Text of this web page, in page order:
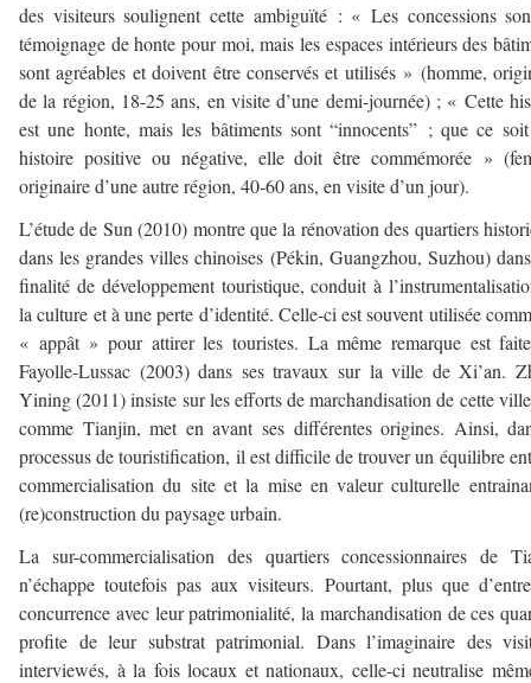
des visiteurs soulignent cette ambiguïté : « Les concessions
témoignage de honte pour moi, mais les espaces intérieurs des
sont agréables et doivent être conservés et utilisés » (homme,
de la région, 18-25 ans, en visite d’une demi-journée) ; « Cette
est une honte, mais les bâtiments sont “innocents” ; que ce
histoire positive ou négative, elle doit être commémorée »
originaire d’une autre région, 40-60 ans, en visite d’un jour).
L’étude de Sun (2010) montre que la rénovation des quartiers
dans les grandes villes chinoises (Pékin, Guangzhou, Suzhou)
finalité de développement touristique, conduit à
la culture et à une perte d’identité. Celle-ci est souvent utilisée
« appât » pour attirer les touristes. La même remarque est
Fayolle-Lussac (2003) dans ses travaux sur la ville de Xi’an.
Yining (2011) insiste sur les efforts de marchandisation de cette
comme Tianjin, met en avant ses différentes origines. Ainsi,
processus de touristification, il est difficile de trouver un équilibre
commercialisation du site et la mise en valeur culturelle
(re)construction du paysage urbain.
La sur-commercialisation des quartiers concessionnaires de
n’échappe toutefois pas aux visiteurs. Pourtant, plus que
concurrence avec leur patrimonialité, la marchandisation de ces
profite de leur substrat patrimonial. Dans l’imaginaire des
interviewés, à la fois locaux et nationaux, celle-ci neutralise